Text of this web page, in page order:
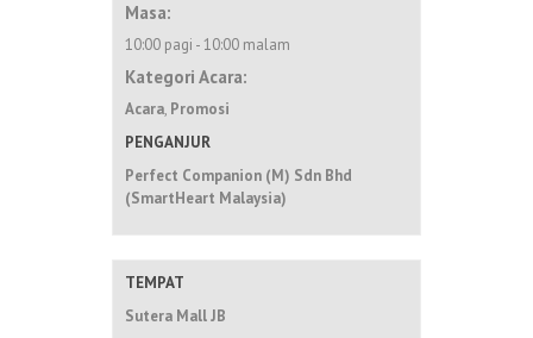
Masa:
10:00 pagi - 10:00 malam
Kategori Acara:
Acara, Promosi
PENGANJUR
Perfect Companion (M) Sdn Bhd
(SmartHeart Malaysia)
TEMPAT
Sutera Mall JB